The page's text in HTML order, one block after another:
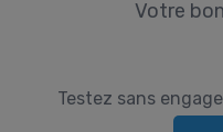
Votre
Testez sans